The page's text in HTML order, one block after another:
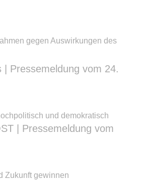
gegen Auswirkungen des
| Pressemeldung vom 24.
und demokratisch
| Pressemeldung vom
Zukunft gewinnen